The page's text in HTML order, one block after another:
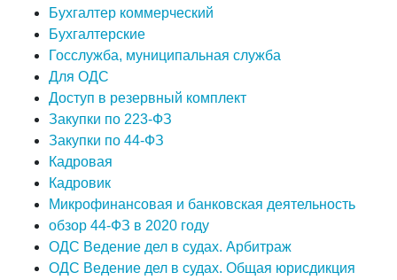
Бухгалтер коммерческий
Бухгалтерские
Госслужба, муниципальная служба
Для ОДС
Доступ в резервный комплект
Закупки по 223-ФЗ
Закупки по 44-ФЗ
Кадровая
Кадровик
Микрофинансовая и банковская деятельность
обзор 44-ФЗ в 2020 году
ОДС Ведение дел в судах. Арбитраж
ОДС Ведение дел в судах. Общая юрисдикция